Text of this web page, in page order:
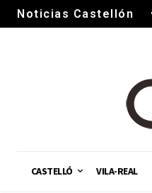
Noticias Castellón
CASTELLÓ VILA-REAL